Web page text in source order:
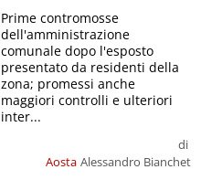
Aosta
di
Alessandro Bianchet
Prime contromosse
dell'amministrazione
comunale dopo l'esposto
presentato da residenti della
zona; promessi anche
maggiori controlli e ulteriori
inter...